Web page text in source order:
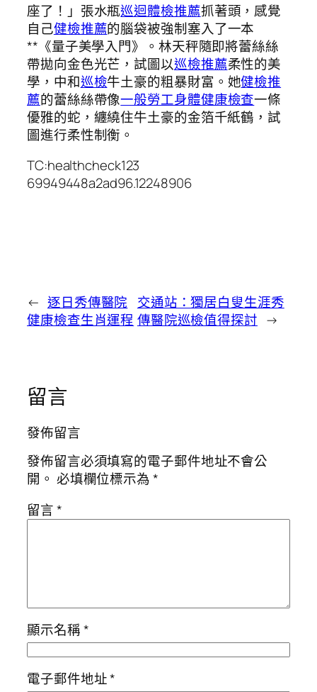
座了！」張水瓶巡迴體檢推薦抓著頭，感覺
自己健檢推薦的腦袋被強制塞入了一本
**《量子美學入門》。林天秤隨即將蕾絲絲
帶拋向金色光芒，試圖以巡檢推薦柔性的美
學，中和巡檢牛土豪的粗暴財富。她健檢推
薦的蕾絲絲帶像一般勞工身體健康檢查一條
優雅的蛇，纏繞住牛土豪的金箔千紙鶴，試
圖進行柔性制衡。
TC:healthcheck123
69949448a2ad96.12248906
← 逐日秀傳醫院
健康檢查生肖運程
交通站：獨居白叟生涯秀
傳醫院巡檢值得探討 →
留言
發佈留言
發佈留言必須填寫的電子郵件地址不會公
開。 必填欄位標示為*
留言*
顯示名稱*
電子郵件地址*